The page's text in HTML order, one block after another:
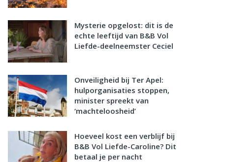
Mysterie opgelost: dit is de
echte leeftijd van B&B Vol
Liefde-deelneemster Ceciel
Onveiligheid bij Ter Apel:
hulporganisaties stoppen,
minister spreekt van
‘machteloosheid’
Hoeveel kost een verblijf bij
B&B Vol Liefde-Caroline? Dit
betaal je per nacht